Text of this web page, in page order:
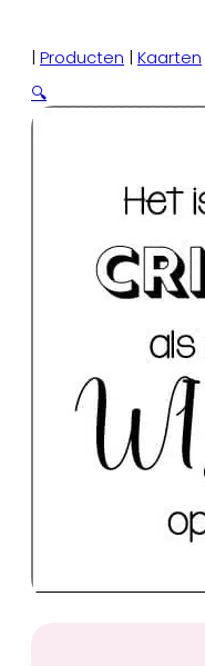
| Producten | Kaarten
🔍